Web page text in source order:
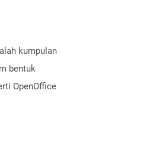
kumpulan
bentuk
OpenOffice